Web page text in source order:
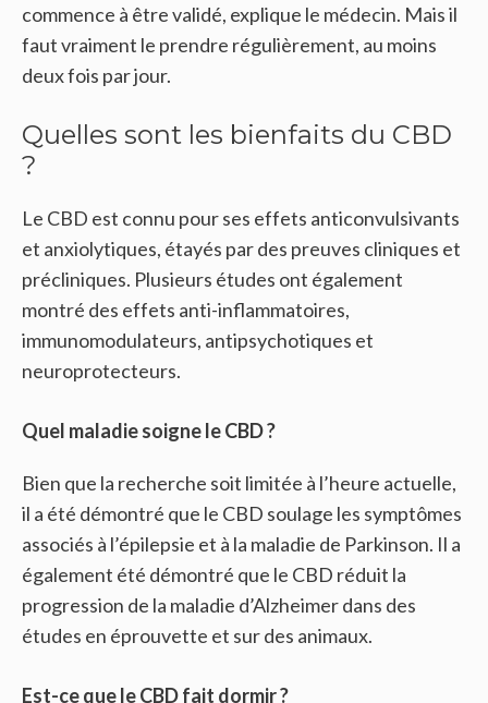
commence à être validé, explique le médecin. Mais il
faut vraiment le prendre régulièrement, au moins
deux fois par jour.
Quelles sont les bienfaits du CBD
?
Le CBD est connu pour ses effets anticonvulsivants
et anxiolytiques, étayés par des preuves cliniques et
précliniques. Plusieurs études ont également
montré des effets anti-inflammatoires,
immunomodulateurs, antipsychotiques et
neuroprotecteurs.
Quel maladie soigne le CBD ?
Bien que la recherche soit limitée à l’heure actuelle,
il a été démontré que le CBD soulage les symptômes
associés à l’épilepsie et à la maladie de Parkinson. Il a
également été démontré que le CBD réduit la
progression de la maladie d’Alzheimer dans des
études en éprouvette et sur des animaux.
Est-ce que le CBD fait dormir ?